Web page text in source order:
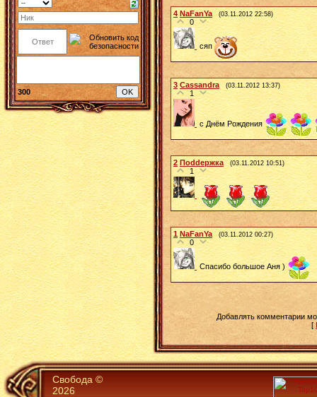
300
4 NaFanYa (03.11.2012 22:58)
0
сяп
3 Cassandra (03.11.2012 13:37)
1
с Днём Рождения
2 Поddержка (03.11.2012 10:51)
1
1 NaFanYa (03.11.2012 00:27)
0
Спасибо большое Аня )
Добавлять комментарии
[
Свобода ©
2026